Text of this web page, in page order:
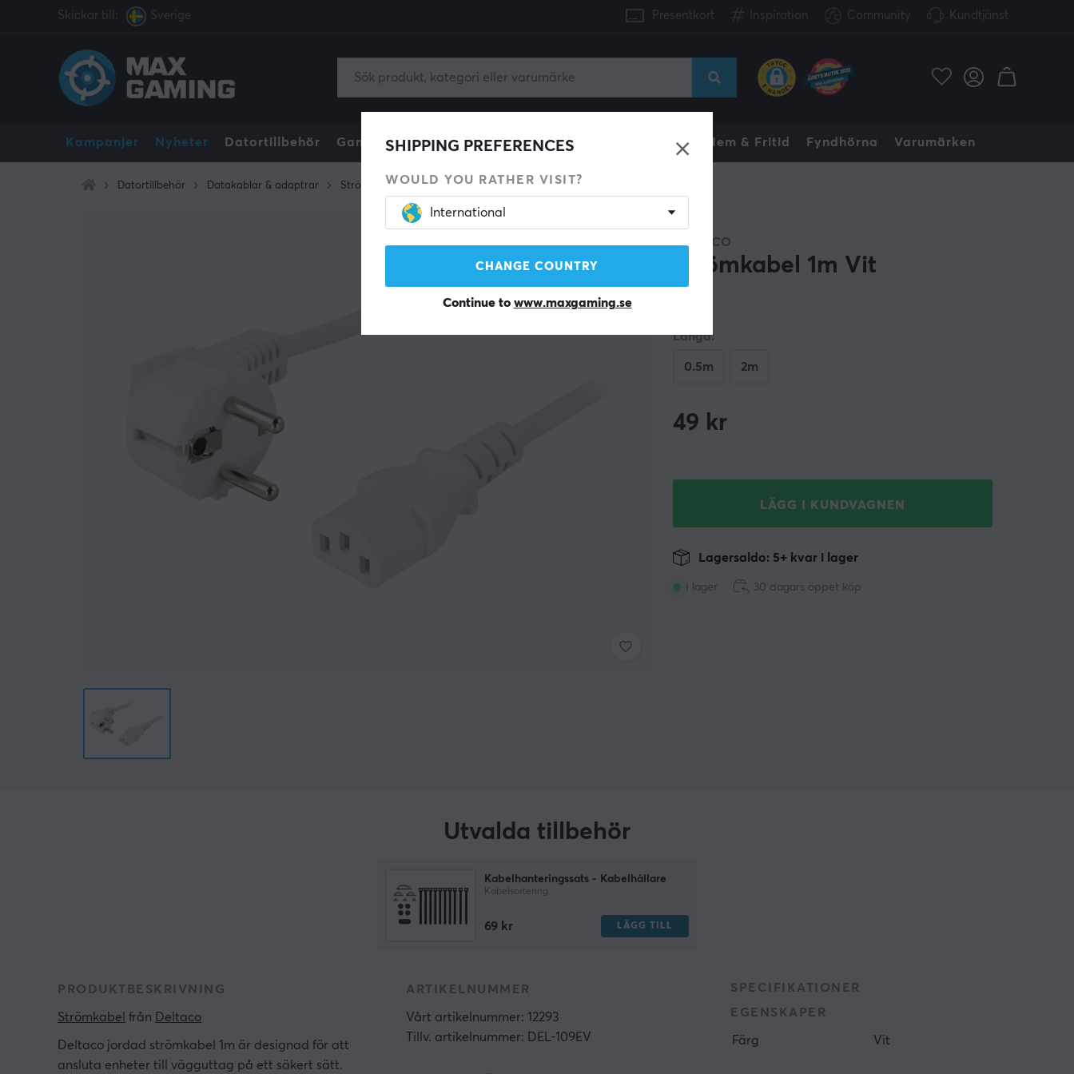
Skickar till: Sverige Presentkort Inspiration Community Kundtjänst
Kampanjer Nyheter Datortillbehör Gamingdator Konsol Gamingstol Mobiltillbehör Hem & Fritid Fyndhörna Varumärken
SHIPPING PREFERENCES
WOULD YOU RATHER VISIT?
International
CHANGE COUNTRY
Continue to www.maxgaming.se
Datortillbehör Datakablar & adaptrar Strömkabel
DELTACO
Strömkabel 1m Vit
Längd:
0.5m 2m
49 kr
LÄGG I KUNDVAGNEN
I lager
Lagersaldo: 5+ kvar i lager
30 dagars öppet köp
Utvalda tillbehör
Kabelhanteringssats - Kabelhållare
Kabelsortering
69 kr LÄGG TILL
PRODUKTBESKRIVNING
Strömkabel från Deltaco
Deltaco jordad strömkabel 1m är designad för att
ansluta enheter till vägguttag på ett säkert sätt.
ARTIKELNUMMER
Vårt artikelnummer: 12293
Tillv. artikelnummer: DEL-109EV
SPECIFIKATIONER
EGENSKAPER
Färg Vit